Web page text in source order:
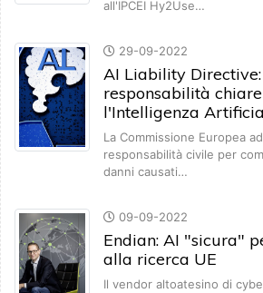
all'IPCEI Hy2Use…
29-09-2022
AI Liability
responsabilità
l'Intelligenza
La Commissione Europea
responsabilità civile per
danni causati…
09-09-2022
Endian: AI "sicura"
alla ricerca UE
Il vendor altoatesino di